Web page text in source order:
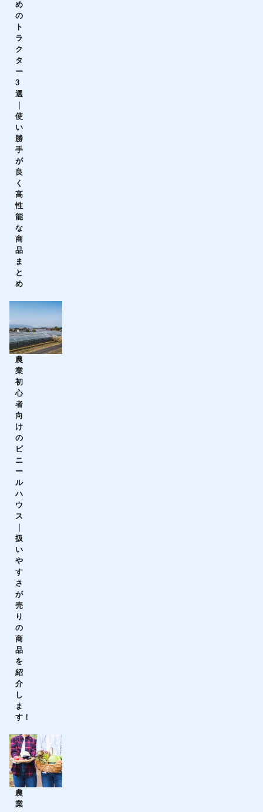
め
の
ト
ラ
ク
タ
ー
3
選
｜
使
い
勝
手
が
良
く
高
性
能
な
商
品
ま
と
め
農
業
初
心
者
向
け
の
ビ
ニ
ー
ル
ハ
ウ
ス
｜
扱
い
や
す
さ
が
売
り
の
商
品
を
紹
介
し
ま
す！
農
業